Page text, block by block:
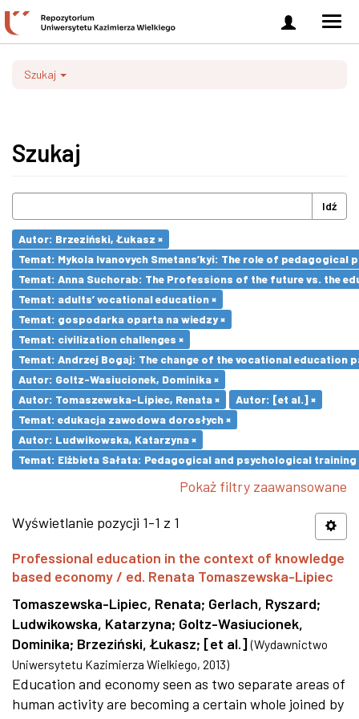
Zaloguj
się
Szukaj
Szukaj
Idź
Autor: Brzeziński, Łukasz ×
Temat: Mykola Ivanovych Smetans’kyi: The role of
Temat: Anna Suchorab: The Professions of the future vs. the
Temat: adults’ vocational education ×
Temat: gospodarka oparta na wiedzy ×
Temat: civilization challenges ×
Temat: Andrzej Bogaj: The change of the vocational education
Autor: Goltz-Wasiucionek, Dominika ×
Autor: Tomaszewska-Lipiec, Renata ×
Autor: [et al.] ×
Temat: edukacja zawodowa dorosłych ×
Autor: Ludwikowska, Katarzyna ×
Temat: Elżbieta Sałata: Pedagogical and psychological
Pokaż filtry zaawansowane
Wyświetlanie pozycji 1-1 z 1
Professional education in the context of knowledge
based economy / ed. Renata Tomaszewska-Lipiec
Tomaszewska-Lipiec, Renata; Gerlach, Ryszard;
Ludwikowska, Katarzyna; Goltz-Wasiucionek,
Dominika; Brzeziński, Łukasz; [et al.] (Wydawnictwo
Uniwersytetu Kazimierza Wielkiego, 2013)
Education and economy seen as two separate areas of
human activity are becoming a certain whole joined by